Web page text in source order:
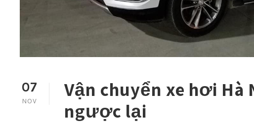
07
NOV
Vận chuyển xe hơi Hà
ngược lại